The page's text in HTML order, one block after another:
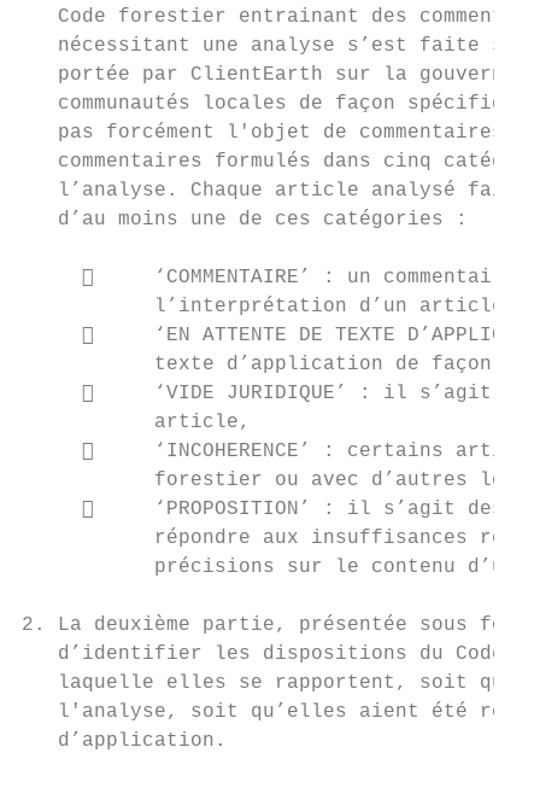
Code forestier entrainant des
nécessitant une analyse s’est faite
portée par ClientEarth sur la
communautés locales de façon
pas forcément l'objet de commentaires.
commentaires formulés dans cinq
l’analyse. Chaque article analysé fait
   d’au moins une de ces catégories :
     ‘COMMENTAIRE’ : un commentaire
           l’interprétation d’un article,
     ‘EN ATTENTE DE TEXTE
texte d’application de façon
     ‘VIDE JURIDIQUE’ : il s’agit
           article,
     ‘INCOHERENCE’ : certains
forestier ou avec d’autres
     ‘PROPOSITION’ : il s’agit des
répondre aux insuffisances
précisions sur le contenu d’un
2. La deuxième partie, présentée sous
d’identifier les dispositions du Code
laquelle elles se rapportent, soit que
l'analyse, soit qu’elles aient été
   d’application.